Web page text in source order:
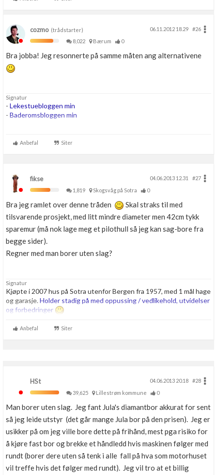
cozmo (trådstarter) 06.11.2012 18.29
#26
8,022
Bærum 0
Bra jobba! Jeg resonnerte på samme måten ang alternativene
Signatur
- Lekestuebloggen min
- Baderomsbloggen min
Anbefal Siter
fikse 04.06.2013 12.31
#27
1,819
Skogsvåg på Sotra 0
Bra jeg ramlet over denne tråden
Skal straks til med
tilsvarende prosjekt, med litt mindre diameter men 42cm tykk
sparemur (må nok lage meg et pilothull så jeg kan sag-bore fra
begge sider).
Regner med man borer uten slag?
Signatur
Kjøpte i 2007 hus på Sotra utenfor Bergen fra 1957, med 1 mål hage
og garasje. Holder stadig på med oppussing / vedlikehold, utvidelser
og forbedringer
Anbefal Siter
HSt 04.06.2013 20.18
#28
39,625
Lillestrøm kommune 0
Man borer uten slag. Jeg fant Jula's diamantbor akkurat for sent
så jeg leide utstyr (det går mange Jula bor på den prisen). Jeg er
usikker på om jeg ville bore dette på frihånd, mest pga risiko for
å kjøre fast bor og brekke et håndledd hvis maskinen følger med
rundt (borer dere uten så tenk i alle fall på hva som motorhuset
vil treffe hvis det følger med rundt). Jeg vil tro at et billig